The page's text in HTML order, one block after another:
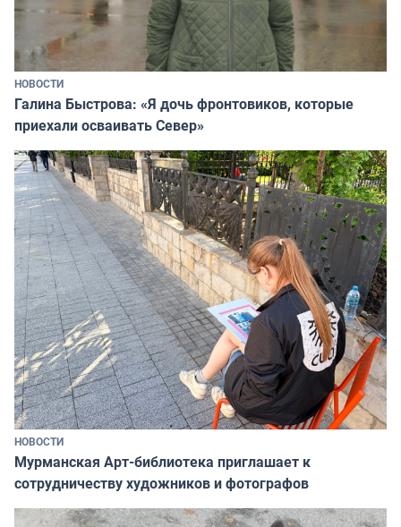
НОВОСТИ
Галина Быстрова: «Я дочь фронтовиков, которые
приехали осваивать Север»
НОВОСТИ
Мурманская Арт-библиотека приглашает к
сотрудничеству художников и фотографов